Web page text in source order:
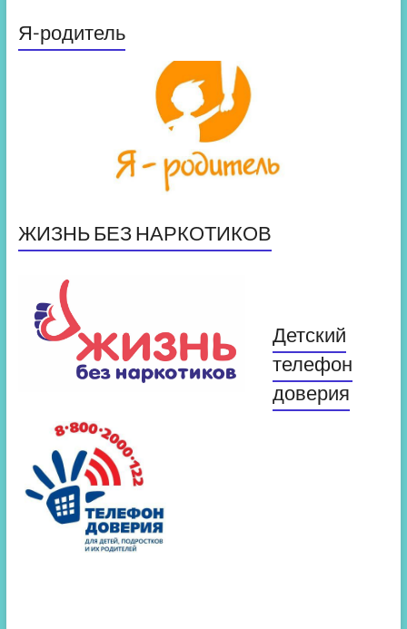
Я-родитель
ЖИЗНЬ БЕЗ НАРКОТИКОВ
Детский
телефон
доверия